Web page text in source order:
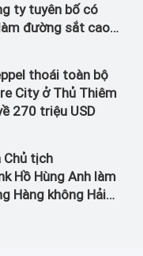
ty tuyên bố có
đường sắt cao
thoái toàn bộ
City ở Thủ Thiêm
270 triệu USD
Chủ tịch
Hồ Hùng Anh làm
Hàng không Hải